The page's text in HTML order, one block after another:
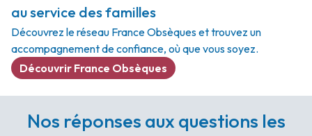
au service des familles
Découvrez le réseau France Obsèques et trouvez un
accompagnement de confiance, où que vous soyez.
Découvrir France Obsèques
Nos réponses aux questions les